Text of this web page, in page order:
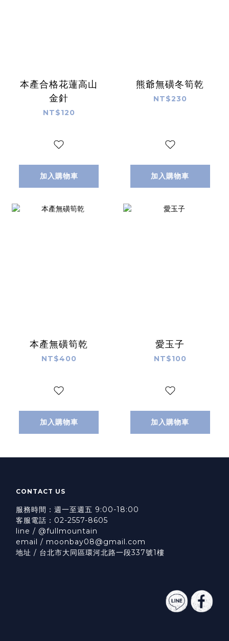
本產合格花蓮高山
金針
NT$120
加入購物車
熊爺無磺冬筍乾
NT$230
加入購物車
本產無磺筍乾
NT$400
加入購物車
愛玉子
NT$100
加入購物車
CONTACT US
服務時間：週一至週五 9:00-18:00
客服電話：02-2557-8605
line / @fullmountain
email / moonbay08@gmail.com
地址 / 台北市大同區環河北路一段337號1樓